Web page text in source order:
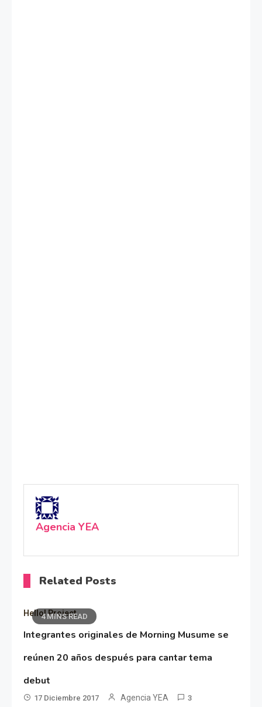
Agencia YEA
Related Posts
4 MINS READ
Hello! Project
Integrantes originales de Morning Musume se
reúnen 20 años después para cantar tema
debut
17 Diciembre 2017 Agencia YEA 3